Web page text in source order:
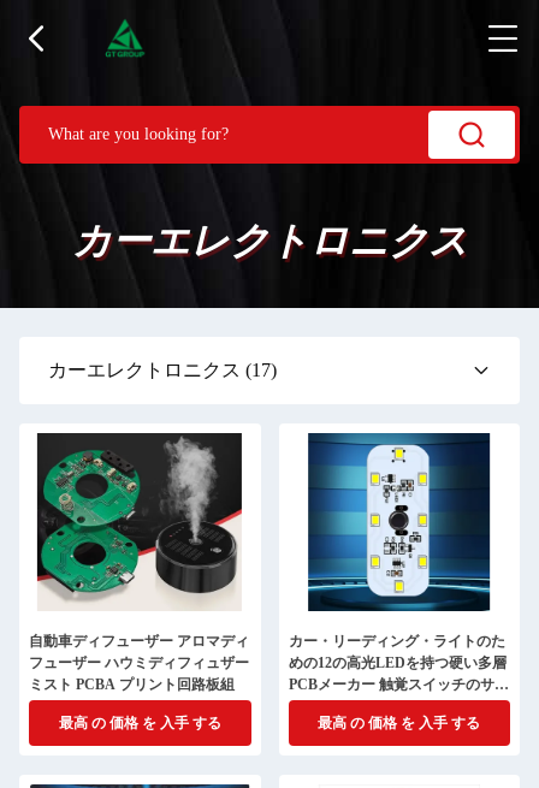
カーエレクトロニクス
カーエレクトロニクス (17)
自動車ディフューザー アロマディ
フューザー ハウミディフィュザー
ミスト PCBA プリント回路板組
最高 の 価格 を 入手 する
カー・リーディング・ライトのた
めの12の高光LEDを持つ硬い多層
PCBメーカー 触覚スイッチのサポ
ート USB充電
最高 の 価格 を 入手 する